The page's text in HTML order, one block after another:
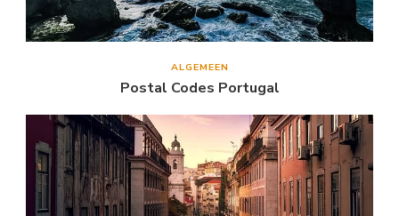
ALGEMEEN
Postal Codes Portugal